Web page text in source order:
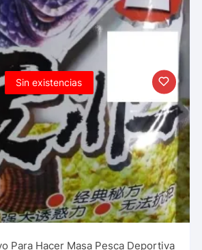
Sin existencias
Para Hacer Masa Pesca Deportiva